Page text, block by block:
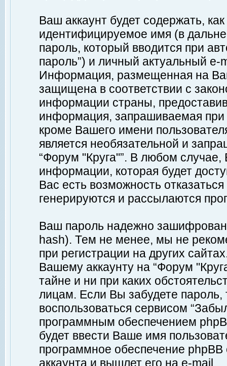
Ваш аккаунт будет содержать,
идентифицируемое имя (в
пароль, который вводится при
пароль”) и личный актуальный
Информация, размещенная на
защищена в соответствии с
информации страны,
информация, запрашиваемая при
кроме Вашего имени
является необязательной и
“Форум "Круга"”. В любом
информации, которая будет
Вас есть возможность
генерируются и рассылаются
Ваш пароль надежно
hash). Тем не менее, мы не
при регистрации на других
Вашему аккаунту на “Форум
тайне и ни при каких
лицам. Если Вы забудете пароль,
воспользоваться сервисом
программным обеспечением
будет ввести Ваше имя
программное обеспечение
аккаунта и вышлет его на e-mail.